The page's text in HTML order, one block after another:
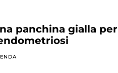
panchina gialla per